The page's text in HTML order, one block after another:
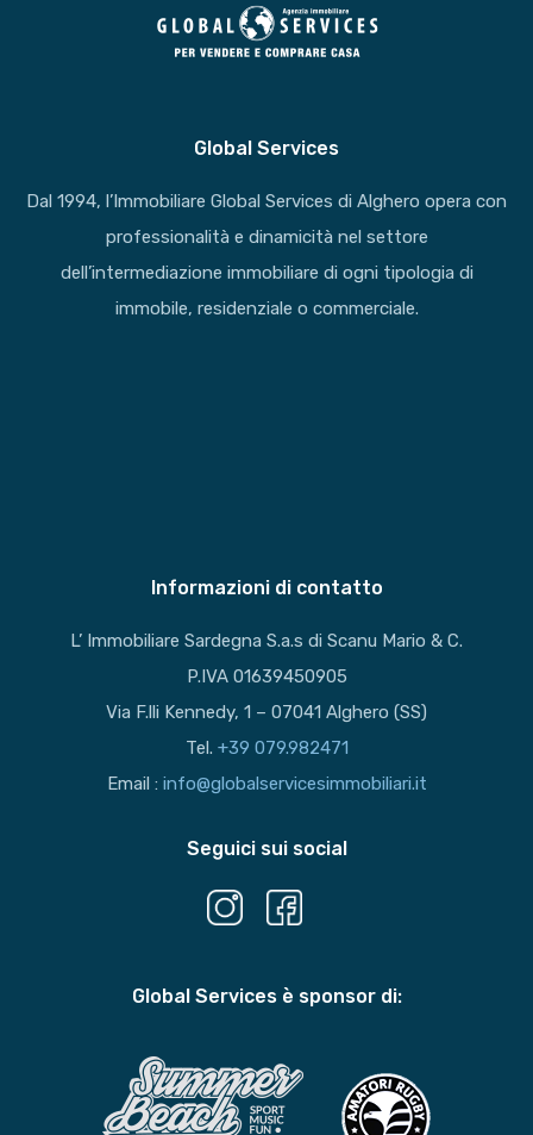
Global Services
Dal 1994, l’Immobiliare Global Services di Alghero opera con
professionalità e dinamicità nel settore
dell’intermediazione immobiliare di ogni tipologia di
immobile, residenziale o commerciale.
Informazioni di contatto
L’ Immobiliare Sardegna S.a.s di Scanu Mario & C.
P.IVA 01639450905
Via F.lli Kennedy, 1 – 07041 Alghero (SS)
Tel. +39 079.982471
Email : info@globalservicesimmobiliari.it
Seguici sui social
Global Services è sponsor di: